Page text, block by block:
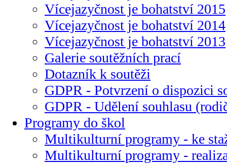
Vícejazyčnost je bohatství 2015
Vícejazyčnost je bohatství 2014
Vícejazyčnost je bohatství 2013
Galerie soutěžních prací
Dotazník k soutěži
GDPR - Potvrzení o dispozici
GDPR - Udělení souhlasu
Programy do škol
Multikulturní programy - ke
Multikulturní programy -